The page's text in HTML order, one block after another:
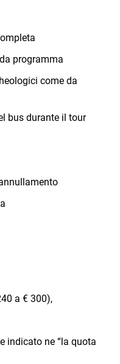
programma
come da
bus durante il tour
a € 300),
indicato ne “la quota